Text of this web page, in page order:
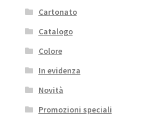
Cartonato
Catalogo
Colore
In evidenza
Novità
Promozioni speciali